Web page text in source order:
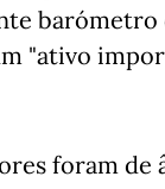
barómetro
"ativo
foram